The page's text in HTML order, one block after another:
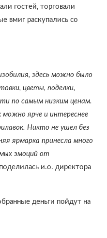
гостей, торговали
вмиг раскупались со
здесь можно было
цветы, поделки,
по самым низким ценам.
ярче и интереснее
Никто не ушел без
ярмарка принесла много
эмоций от
и.о. директора
деньги пойдут на